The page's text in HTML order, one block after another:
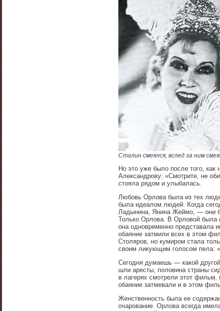
Сталин смеялся, вслед за ним
Но это уже было после того,
Александрову: «Смотрите, не
стояла рядом и улыбалась.
Любовь Орлова была из тех
была идеалом людей. Когда
Ладынина, Янина Жеймо, — они
Только Орлова. В Орловой была
она одновременно представала
обаяние затмили всех в этом
Столяров, но кумиром стала
своим ликующим голосом пела:
Сегодня думаешь — какой
шли аресты, половина страны
в лагерях смотрели этот фильм,
обаяние затмевали и в этом
Женственность была ее
очарование. Орлова всегда